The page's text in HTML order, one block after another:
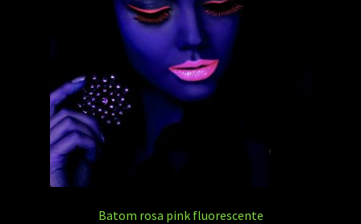
Batom rosa pink fluorescente